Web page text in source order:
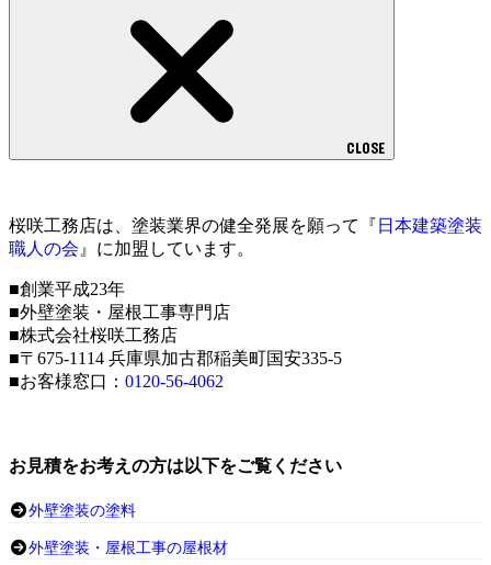
CLOSE
桜咲工務店は、塗装業界の健全発展を願って『 日本建築塗装
職人の会 』に加盟しています。
■創業平成23年
■外壁塗装・屋根工事専門店
■株式会社桜咲工務店
■〒675-1114 兵庫県加古郡稲美町国安335-5
■お客様窓口： 0120-56-4062
お見積をお考えの方は以下をご覧ください
外壁塗装の塗料
外壁塗装・屋根工事の屋根材